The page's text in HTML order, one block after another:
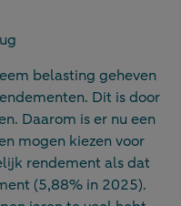
belasting geheven
Dit is door
Daarom is er nu een
mogen kiezen voor
rendement als dat
(5,88% in 2025).